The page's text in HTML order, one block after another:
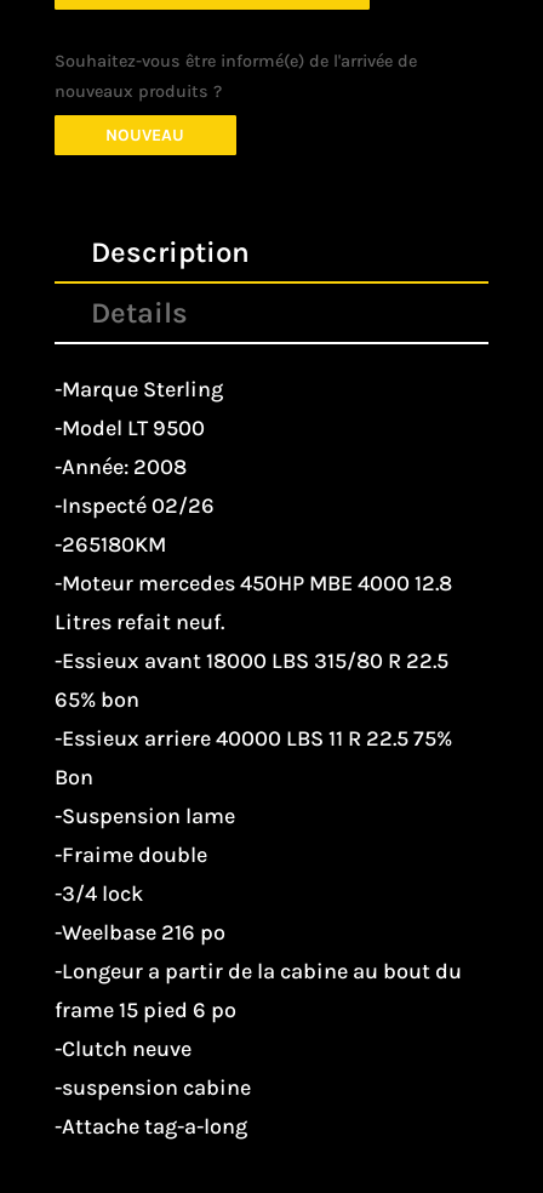
Souhaitez-vous être informé(e) de l'arrivée de
nouveaux produits ?
NOUVEAU
Description
Details
-Marque Sterling
-Model LT 9500
-Année: 2008
-Inspecté 02/26
-265180KM
-Moteur mercedes 450HP MBE 4000 12.8
Litres refait neuf.
-Essieux avant 18000 LBS 315/80 R 22.5
65% bon
-Essieux arriere 40000 LBS 11 R 22.5 75%
Bon
-Suspension lame
-Fraime double
-3/4 lock
-Weelbase 216 po
-Longeur a partir de la cabine au bout du
frame 15 pied 6 po
-Clutch neuve
-suspension cabine
-Attache tag-a-long